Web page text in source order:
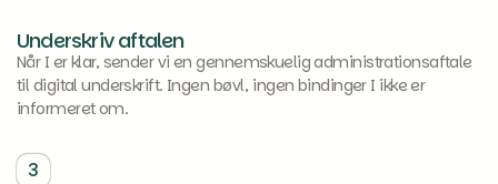
Underskriv aftalen
Når I er klar, sender vi en gennemskuelig administrationsaftale
til digital underskrift. Ingen bøvl, ingen bindinger I ikke er
informeret om.
3